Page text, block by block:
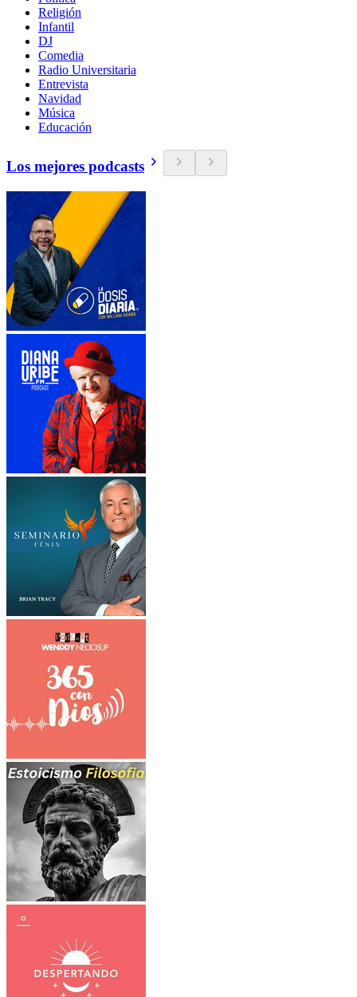
Religión
Infantil
DJ
Comedia
Radio Universitaria
Entrevista
Navidad
Música
Educación
Los mejores podcasts